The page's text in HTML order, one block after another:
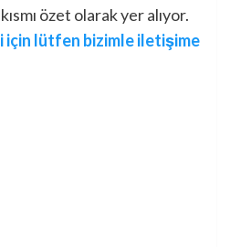
özet olarak yer alıyor.
lütfen bizimle iletişime